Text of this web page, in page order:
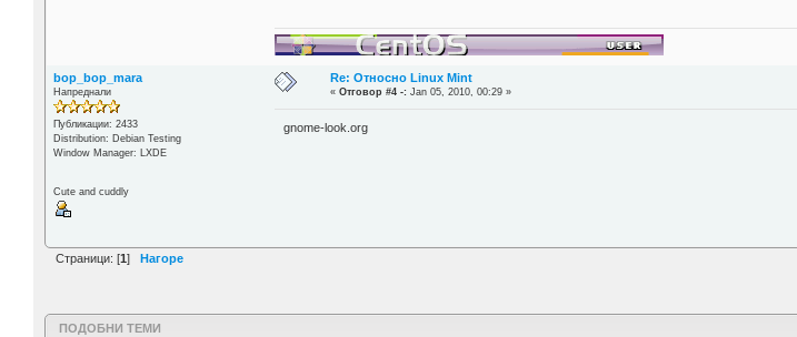
bop_bop_mara
Напреднали
Публикации: 2433
Distribution: Debian Testing
Window Manager: LXDE
Cute and cuddly
Re: Относно Linux Mint
«Отговор #4 -: Jan 05, 2010, 00:29 »
gnome-look.org
Страници: [1] Нагоре
ПОДОБНИ ТЕМИ